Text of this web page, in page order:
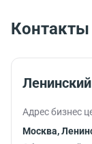
Контакты
Ленинский
Адрес бизнес
Москва,